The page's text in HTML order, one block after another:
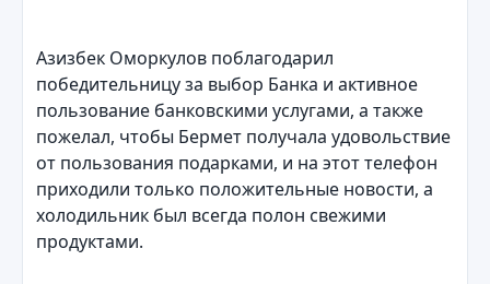
Азизбек Оморкулов поблагодарил
победительницу за выбор Банка и активное
пользование банковскими услугами, а также
пожелал, чтобы Бермет получала удовольствие
от пользования подарками, и на этот телефон
приходили только положительные новости, а
холодильник был всегда полон свежими
продуктами.